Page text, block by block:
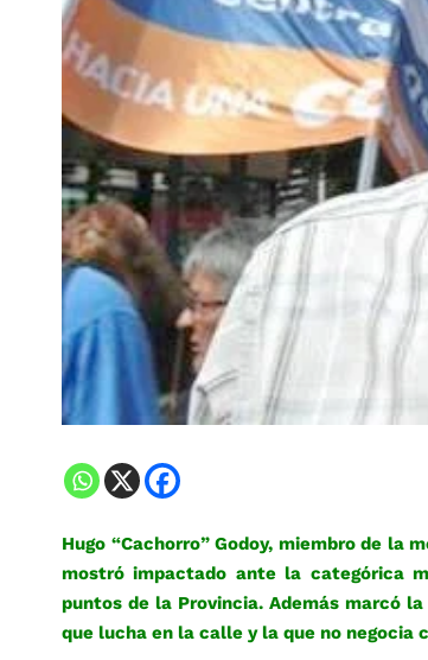
Hugo “Cachorro” Godoy, miembro de la
mostró impactado ante la categórica
puntos de la Provincia. Además marcó
que lucha en la calle y la que no negocia